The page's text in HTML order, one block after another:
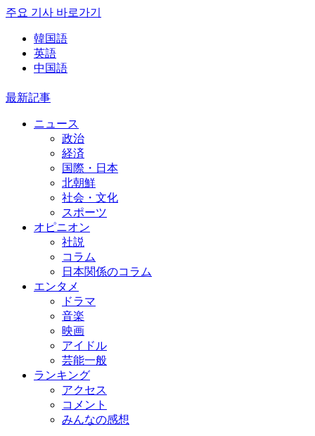
주요 기사 바로가기
韓国語
英語
中国語
最新記事
ニュース
政治
経済
国際・日本
北朝鮮
社会・文化
スポーツ
オピニオン
社説
コラム
日本関係のコラム
エンタメ
ドラマ
音楽
映画
アイドル
芸能一般
ランキング
アクセス
コメント
みんなの感想